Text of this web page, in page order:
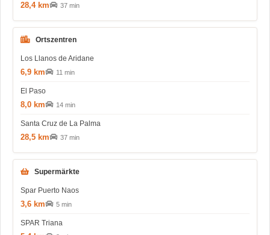
28,4 km 37 min
Ortszentren
Los Llanos de Aridane
6,9 km 11 min
El Paso
8,0 km 14 min
Santa Cruz de La Palma
28,5 km 37 min
Supermärkte
Spar Puerto Naos
3,6 km 5 min
SPAR Triana